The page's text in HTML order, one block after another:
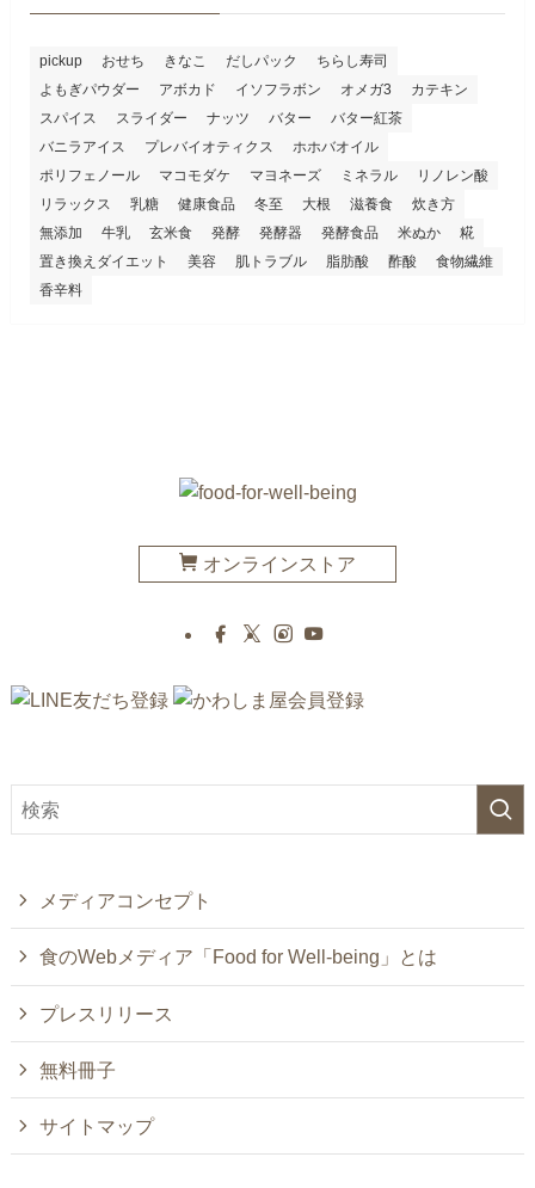
pickup おせち きなこ だしパック
ちらし寿司
よもぎパウダー
アボカド イソフラボン オメガ3
カテキン
スパイス
スライダー ナッツ バター
バター紅茶
バニラアイス
プレバイオティクス
ホホバオイル
ポリフェノール
マコモダケ マヨネーズ ミネラル
リノレン酸
リラックス
乳糖 健康食品 冬至 大根 滋養食
炊き方
無添加
牛乳 玄米食 発酵 発酵器 発酵食品 米ぬか
糀
置き換えダイエット
美容 肌トラブル 脂肪酸 酢酸
食物繊維
香辛料
オンラインストア
メディアコンセプト
食のWebメディア「Food for Well-being」とは
プレスリリース
無料冊子
サイトマップ